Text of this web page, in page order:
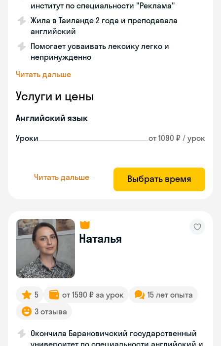
институт по специальности "Реклама"
Жила в Таиланде 2 года и преподавала
английский
Помогает усваивать лексику легко и
непринужденно
Читать дальше
Услуги и цены
Английский язык
Уроки от 1090 ₽ / урок
Читать дальше Выбрать время
Наталья
5 от 1590 ₽ за урок
15 лет опыта
3 отзыва
Окончила Барановичский государственный
университет по специальности английский и